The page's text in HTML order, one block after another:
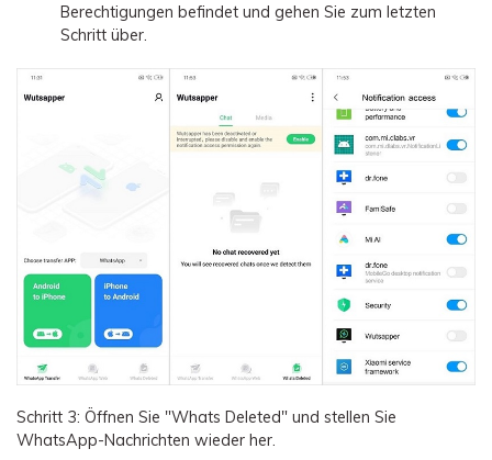
Berechtigungen befindet und gehen Sie zum letzten
Schritt über.
Schritt 3: Öffnen Sie "Whats Deleted" und stellen Sie
WhatsApp-Nachrichten wieder her.